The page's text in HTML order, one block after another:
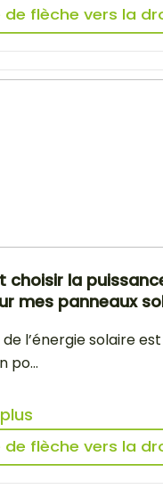
choisir la
mes panneaux
de l’énergie solaire
po...